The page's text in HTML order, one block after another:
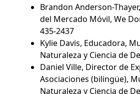
Brandon Anderson-
del Mercado Móvil, We
435-2437
Kylie Davis, Educadora,
Naturaleza y Ciencia de
Daniel Ville, Director de
Asociaciones (bilingüe),
Naturaleza y Ciencia de